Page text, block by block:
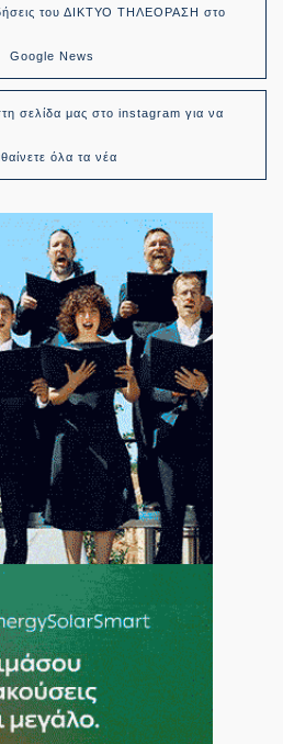
του ΔΙΚΤΥΟ ΤΗΛΕΟΡΑΣΗ στο
Google News
σελίδα μας στο instagram για να
όλα τα νέα